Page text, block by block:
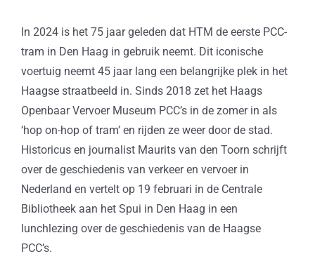
In 2024 is het 75 jaar geleden dat HTM de eerste PCC-
tram in Den Haag in gebruik neemt. Dit iconische
voertuig neemt 45 jaar lang een belangrijke plek in het
Haagse straatbeeld in. Sinds 2018 zet het Haags
Openbaar Vervoer Museum PCC’s in de zomer in als
‘hop on-hop of tram’ en rijden ze weer door de stad.
Historicus en journalist Maurits van den Toorn schrijft
over de geschiedenis van verkeer en vervoer in
Nederland en vertelt op 19 februari in de Centrale
Bibliotheek aan het Spui in Den Haag in een
lunchlezing over de geschiedenis van de Haagse
PCC’s.